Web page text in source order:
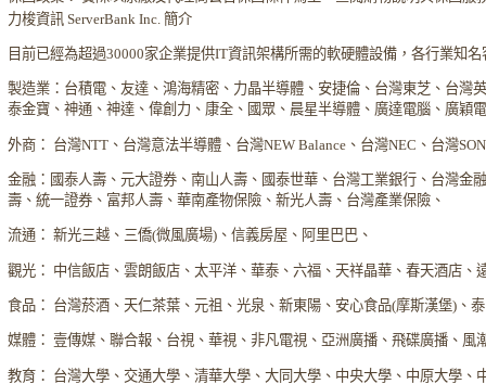
力梭資訊 ServerBank Inc. 簡介
目前已經為超過30000家企業提供IT資訊架構所需的軟硬體設備，各行業知名
製造業：台積電、友達、鴻海精密、力晶半導體、安捷倫、台灣東芝、台
泰金寶、神通、神達、偉創力、康全、國眾、晨星半導體、廣達電腦、廣穎
外商： 台灣NTT、台灣意法半導體、台灣NEW Balance、台灣NEC、台灣
金融：國泰人壽、元大證券、南山人壽、國泰世華、台灣工業銀行、台灣
壽、統一證券、富邦人壽、華南產物保險、新光人壽、台灣產業保險、
流通： 新光三越、三僑(微風廣場)、信義房屋、阿里巴巴、
觀光： 中信飯店、雲朗飯店、太平洋、華泰、六福、天祥晶華、春天酒店、
食品： 台灣菸酒、天仁茶葉、元祖、光泉、新東陽、安心食品(摩斯漢堡)、
媒體： 壹傳媒、聯合報、台視、華視、非凡電視、亞洲廣播、飛碟廣播、風
教育： 台灣大學、交通大學、清華大學、大同大學、中央大學、中原大學